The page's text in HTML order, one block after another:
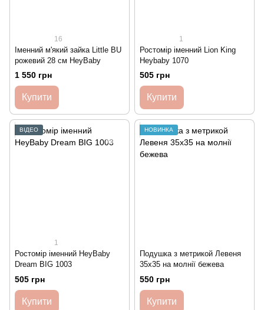
16
Іменний м'який зайка Little BU
рожевий 28 см HeyBaby
1 550 грн
Купити
1
Ростомір іменний Lion King
Heybaby 1070
505 грн
Купити
ВІДЕО
1
Ростомір іменний HeyBaby
Dream BIG 1003
505 грн
Купити
НОВИНКА
Подушка з метрикой Левеня
35х35 на молнії бежева
550 грн
Купити